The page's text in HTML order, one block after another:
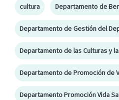
cultura Departamento de
Departamento de Gestión del
Departamento de las Culturas y
Departamento de Promoción de
Departamento Promoción Vida